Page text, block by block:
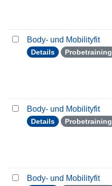
Body- und Mobilityfit
Details Probetraining
Body- und Mobilityfit
Details Probetraining
Body- und Mobilityfit